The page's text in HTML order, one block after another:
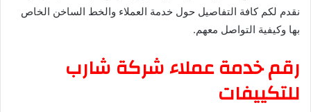
نقدم لكم كافة التفاصيل حول خدمة العملاء والخط الساخن الخاص
بها وكيفية التواصل معهم.
رقم خدمة عملاء شركة شارب
للتكييفات